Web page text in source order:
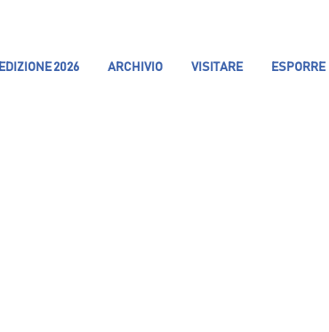
EDIZIONE 2026 ARCHIVIO VISITARE ESPORRE